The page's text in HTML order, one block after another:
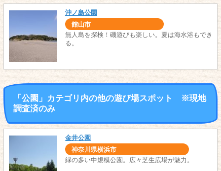
沖ノ島公園
館山市
無人島を探検！磯遊びも楽しい。夏は海水浴もでき
る。
「公園」カテゴリ内の他の遊び場スポット ※現地
調査済のみ
金井公園
神奈川県横浜市
緑の多い中規模公園。広々芝生広場が魅力。